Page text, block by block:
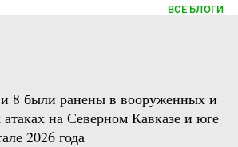
ВСЕ БЛОГИ
8 были ранены в вооруженных и
атаках на Северном Кавказе и юге
2026 года